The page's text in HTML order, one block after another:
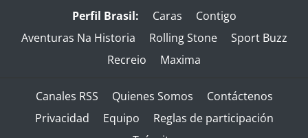
Perfil Brasil: Caras
Contigo
Aventuras Na Historia
Rolling Stone
Sport Buzz
Recreio
Maxima
Canales RSS Quienes Somos
Contáctenos
Privacidad
Equipo
Reglas de participación